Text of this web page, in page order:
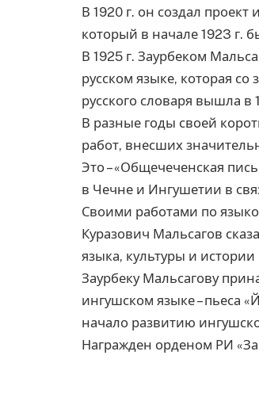
В 1920 г. он создал
который в начале 1923 г.
В 1925 г. Заурбеком
русском языке, которая
русского словаря вышла в
В разные годы своей
работ, внесших
Это – «Общечеченская
в Чечне и Ингушетии в
Своими работами по
Куразович Мальсагов
языка, культуры и
Заурбеку Мальсагову
ингушском языке – пьеса
начало развитию
Награжден орденом РИ «За